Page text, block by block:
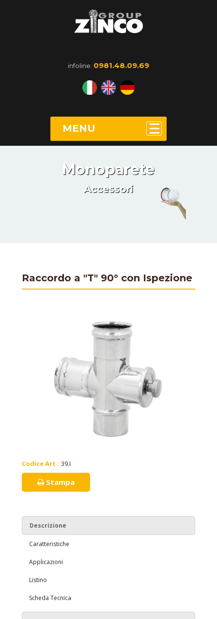
infoline: 0981.48.09.69
MENU
Monoparete
Accessori
Raccordo a "T" 90° con Ispezione
Codice Art.: 39.I
Stampa
Descrizione
Caratteristiche
Applicazioni
Listino
Scheda Tecnica